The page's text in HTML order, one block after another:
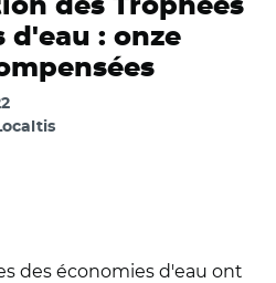
des Trophées
d'eau : onze
des économies d'eau ont